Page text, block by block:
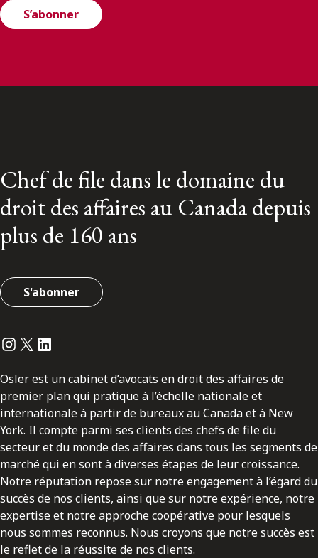
S’abonner
Chef de file dans le domaine du
droit des affaires au Canada depuis
plus de 160 ans
S'abonner
Instagram
Twitter
LinkedIn
Osler est un cabinet d’avocats en droit des affaires de
premier plan qui pratique à l’échelle nationale et
internationale à partir de bureaux au Canada et à New
York. Il compte parmi ses clients des chefs de file du
secteur et du monde des affaires dans tous les segments de
marché qui en sont à diverses étapes de leur croissance.
Notre réputation repose sur notre engagement à l’égard du
succès de nos clients, ainsi que sur notre expérience, notre
expertise et notre approche coopérative pour lesquels
nous sommes reconnus. Nous croyons que notre succès est
le reflet de la réussite de nos clients.